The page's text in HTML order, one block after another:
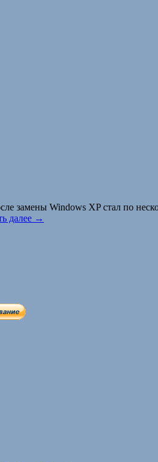
Windows XP стал по
далее →